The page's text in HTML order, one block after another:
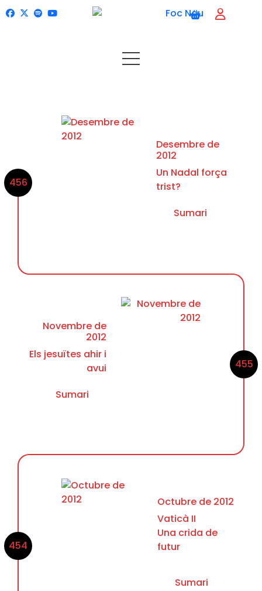
456
Desembre de
2012
Un Nadal força
trist?
Sumari
455
Novembre de
2012
Els jesuïtes ahir i
avui
Sumari
454
Octubre de 2012
Vaticà II
Una crida de
futur
Sumari